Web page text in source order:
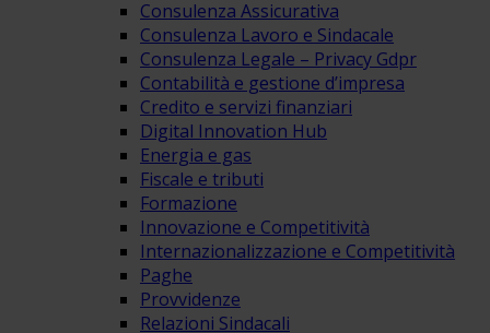
Consulenza Assicurativa
Consulenza Lavoro e Sindacale
Consulenza Legale – Privacy Gdpr
Contabilità e gestione d’impresa
Credito e servizi finanziari
Digital Innovation Hub
Energia e gas
Fiscale e tributi
Formazione
Innovazione e Competitività
Internazionalizzazione e Competitività
Paghe
Provvidenze
Relazioni Sindacali